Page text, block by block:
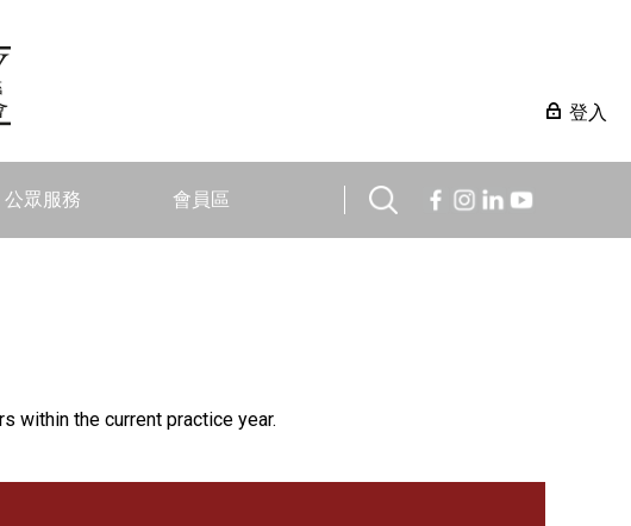
登入
公眾服務 會員區
within the current practice year.